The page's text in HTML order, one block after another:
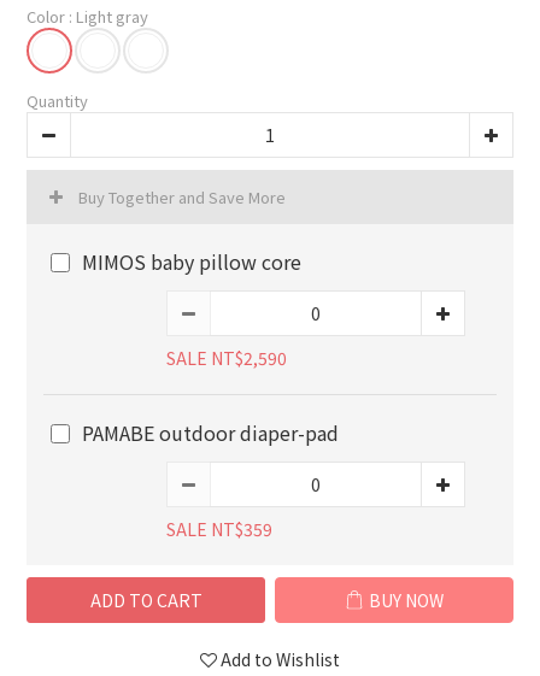
Color : Light gray
Quantity
Buy Together and Save More
MIMOS baby pillow core
SALE NT$2,590
PAMABE outdoor diaper-pad
SALE NT$359
ADD TO CART BUY NOW
Add to Wishlist